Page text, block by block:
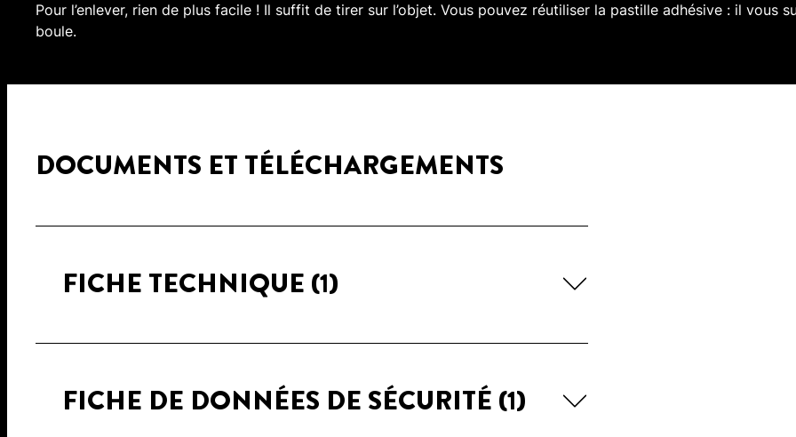
Pour l’enlever, rien de plus facile ! Il suffit de tirer sur l’objet. Vous pouvez réutiliser la pastille adhésive : il vous
boule.
DOCUMENTS ET TÉLÉCHARGEMENTS
FICHE TECHNIQUE (1)
FICHE DE DONNÉES DE SÉCURITÉ (1)